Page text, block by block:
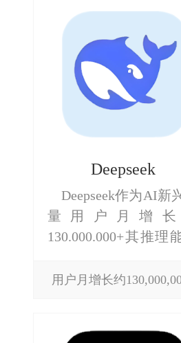
Deepseek
Deepseek作为AI新
量用户月增长
130.000.000+其推理
训练成本，降低使
用户月增长约